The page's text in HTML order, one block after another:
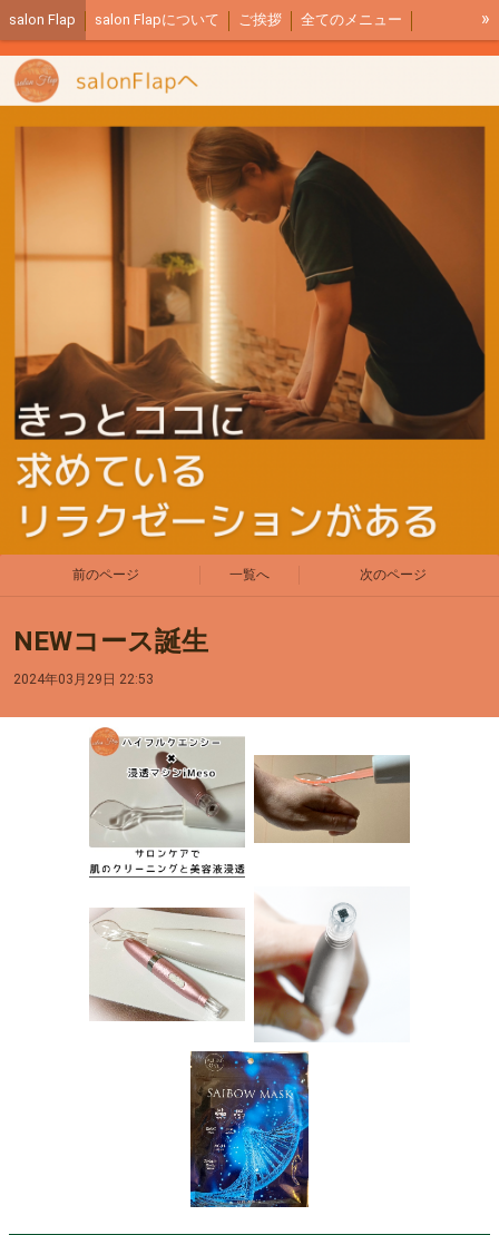
salon Flap salon Flapについて ご挨拶 全てのメニュー
サロン内イメージ ご予約リンク アクセス 全身もみほぐし説明
リンパマッサージ説明
»
前のページ 一覧へ 次のページ
NEWコース誕生
2024年03月29日 22:53